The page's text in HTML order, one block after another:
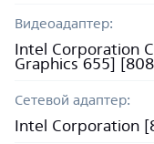
Видеоадаптер:
Intel Corporation
Graphics 655]
Сетевой адаптер:
Intel Corporation